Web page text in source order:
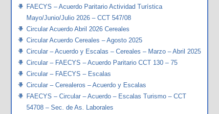
FAECYS – Acuerdo Paritario Actividad Turística
Mayo/Junio/Julio 2026 – CCT 547/08
Circular Acuerdo Abril 2026 Cereales
Circular Acuerdo Cereales – Agosto 2025
Circular – Acuerdo y Escalas – Cereales – Marzo – Abril 2025
Circular – FAECYS – Acuerdo Paritario CCT 130 – 75
Circular – FAECYS – Escalas
Circular – Cerealeros – Acuerdo y Escalas
FAECYS – Circular – Acuerdo – Escalas Turismo – CCT
54708 – Sec. de As. Laborales